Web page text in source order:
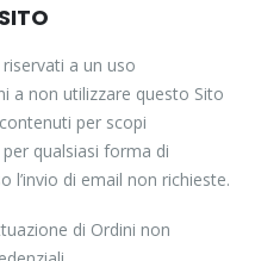
riservati a un uso
a non utilizzare questo Sito
per scopi
qualsiasi forma di
l’invio di email non richieste.
di Ordini non